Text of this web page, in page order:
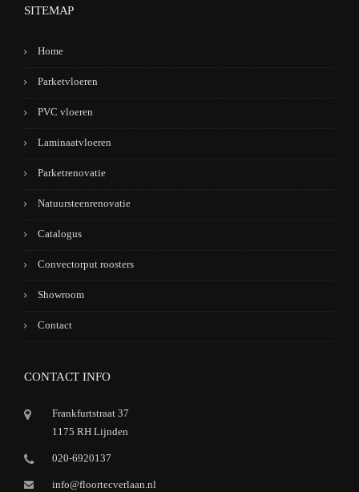
SITEMAP
Home
Parketvloeren
PVC vloeren
Laminaatvloeren
Parketrenovatie
Natuursteenrenovatie
Catalogus
Convectorput roosters
Showroom
Contact
CONTACT INFO
Frankfurtstraat 37
1175 RH Lijnden
020-6920137
info@floortecverlaan.nl